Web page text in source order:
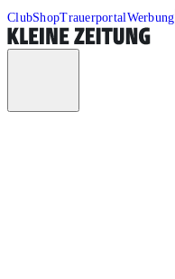
ClubShopTrauerportalWerbung